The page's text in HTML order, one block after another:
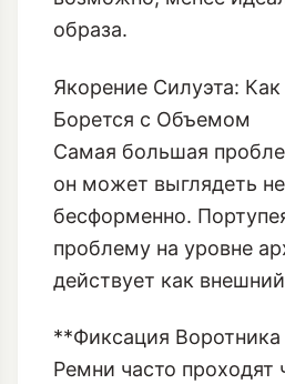
Самая большая
бесформенно.
проблему на уровне
действует как
**Фиксация Воротника
Ремни часто проходят
прижимая его к телу и
сохранения остроты
**Создание